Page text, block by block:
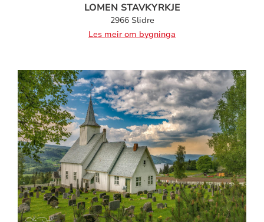
LOMEN STAVKYRKJE
2966 Slidre
Les meir om bygninga